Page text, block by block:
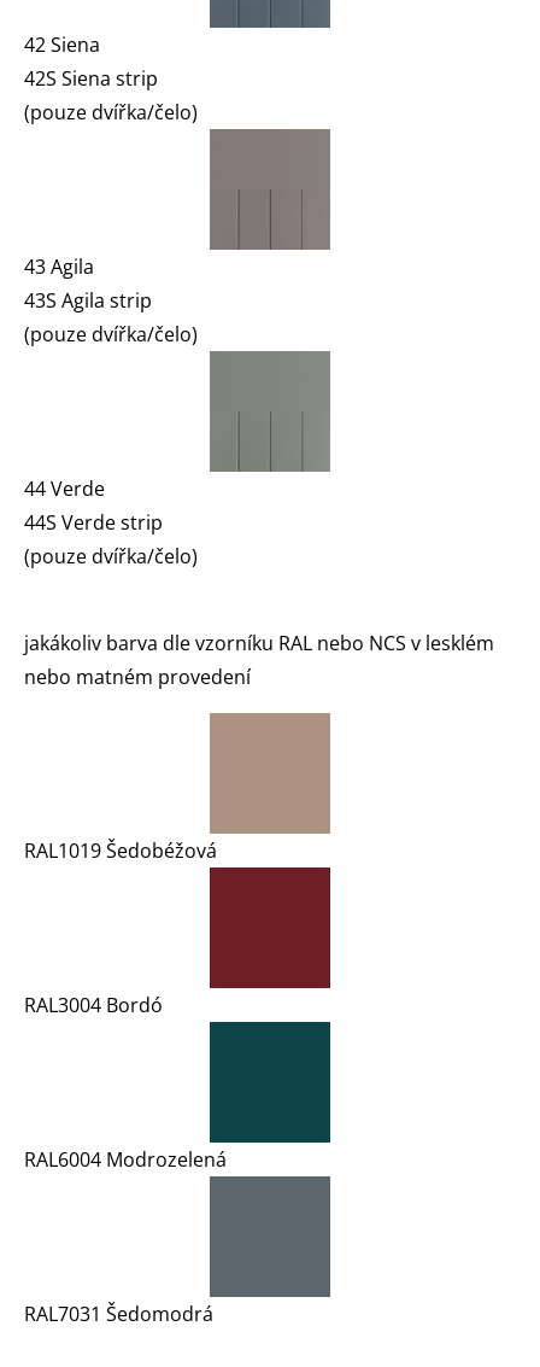
42 Siena
42S Siena strip
(pouze dvířka/čelo)
43 Agila
43S Agila strip
(pouze dvířka/čelo)
44 Verde
44S Verde strip
(pouze dvířka/čelo)
jakákoliv barva dle vzorníku RAL nebo NCS v lesklém
nebo matném provedení
RAL1019 Šedobéžová
RAL3004 Bordó
RAL6004 Modrozelená
RAL7031 Šedomodrá